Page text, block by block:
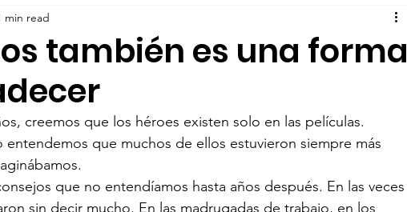
también es una forma
min read
creemos que los héroes existen solo en las películas.
entendemos que muchos de ellos estuvieron siempre más
que no entendíamos hasta años después. En las veces
sin decir mucho. En las madrugadas de trabajo, en los